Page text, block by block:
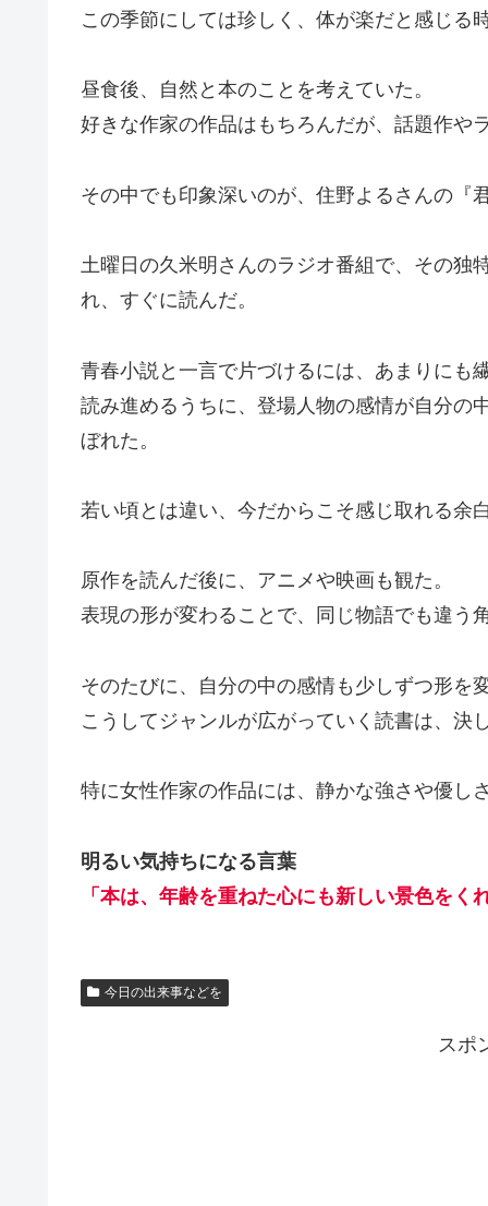
この季節にしては珍しく、体が楽だと感じる
昼食後、自然と本のことを考えていた。
好きな作家の作品はもちろんだが、話題作や
その中でも印象深いのが、住野よるさんの『
土曜日の久米明さんのラジオ番組で、その独
れ、すぐに読んだ。
青春小説と一言で片づけるには、あまりにも
読み進めるうちに、登場人物の感情が自分の
ぼれた。
若い頃とは違い、今だからこそ感じ取れる余
原作を読んだ後に、アニメや映画も観た。
表現の形が変わることで、同じ物語でも違う
そのたびに、自分の中の感情も少しずつ形を
こうしてジャンルが広がっていく読書は、決
特に女性作家の作品には、静かな強さや優し
明るい気持ちになる言葉
「本は、年齢を重ねた心にも新しい景色をく
今日の出来事などを
スポ